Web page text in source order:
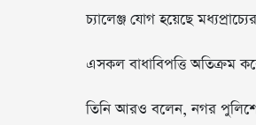
চ্যালেঞ্জ যোগ হয়েছে
এসকল বাধাবিপত্তি অতিক্রম
তিনি আরও বলেন, নগর